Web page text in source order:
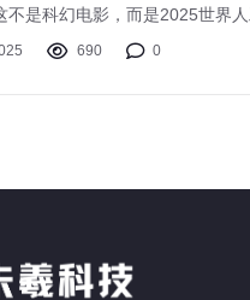
是科幻电影，而是2025世界人
。“帮我点一杯元神AI咖啡”，简
分钟，机器人就将定制咖啡送到
690 0